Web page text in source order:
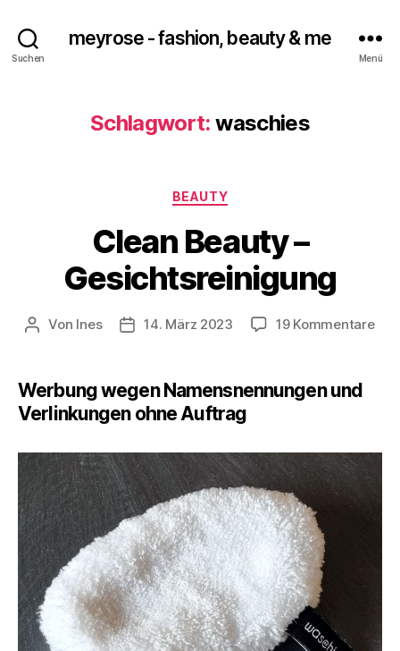
Suchen
meyrose - fashion, beauty & me
Menü
Schlagwort: waschies
Kategorien
BEAUTY
Clean Beauty –
Gesichtsreinigung
Beitragsautor
Von Ines Veröffentlichungsdatum
14. März 2023 19 Kommentarezu
Werbung wegen Namensnennungen und
Verlinkungen ohne Auftrag